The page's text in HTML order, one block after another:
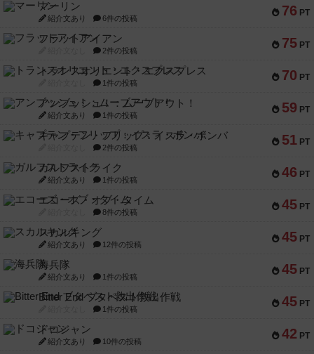
76 PT
マーリン
紹介文あり 6件の投稿
75 PT
フラットアイアン
2件の投稿
70 PT
トランスオリエント・エクスプレス
1件の投稿
59 PT
アンブッシュ！：ムーブアウト！
紹介文あり 1件の投稿
51 PT
キャプテン・フリップ：イスラ・ボンバ
2件の投稿
46 PT
ガルフストライク
紹介文あり 1件の投稿
45 PT
エコーズ・オブ・タイム
8件の投稿
45 PT
スカルキング
紹介文あり 12件の投稿
45 PT
海兵隊
紹介文あり 1件の投稿
45 PT
Bitter End ブタペスト救出作戦
1件の投稿
42 PT
ドコジャン
紹介文あり 10件の投稿